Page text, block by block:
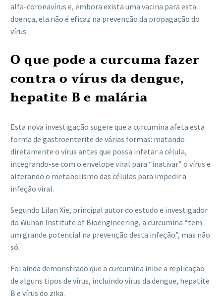
alfa-coronavírus e, embora exista uma vacina para esta
doença, ela não é eficaz na prevenção da propagação do
vírus.
O que pode a curcuma fazer
contra o vírus da dengue,
hepatite B e malária
Esta nova investigação sugere que a curcumina afeta esta
forma de gastroenterite de várias formas: matando
diretamente o vírus antes que possa infetar a célula,
integrando-se com o envelope viral para “inativar” o vírus e
alterando o metabolismo das células para impedir a
infeção viral.
Segundo Lilan Xie, principal autor do estudo e investigador
do Wuhan Institute of Bioengineering, a curcumina “tem
um grande potencial na prevenção desta infeção”, mas não
só.
Foi ainda demonstrado que a curcumina inibe a replicação
de alguns tipos de vírus, incluindo vírus da dengue, hepatite
B e vírus do zika.